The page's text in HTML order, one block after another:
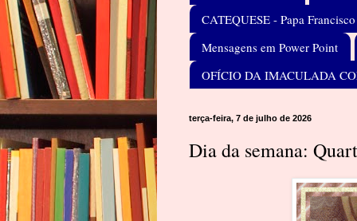
CATEQUESE - Papa Francisco
Mensagens em Power Point
OFÍCIO DA IMACULADA
terça-feira, 7 de julho de 2026
Dia da semana: